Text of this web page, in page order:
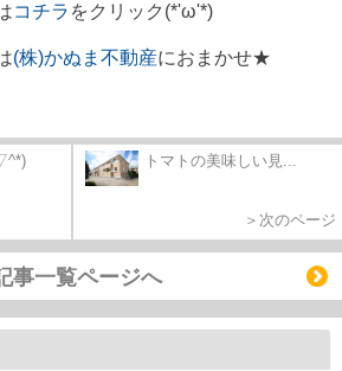
コチラ をクリック(*'ω'*)
(株)かぬま不動産におまかせ★
トマトの美味しい見...
＞次のページ
事一覧ページへ